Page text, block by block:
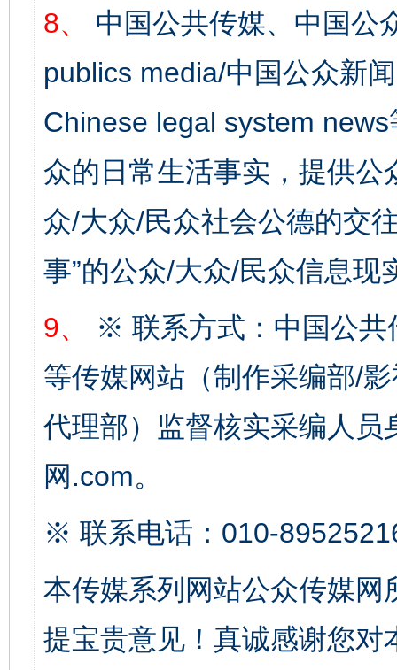
8、
中国公共传媒、中国公
publics media/中国公众新
Chinese legal system
众的日常生活事实，提供
众/大众/民众社会公德的交
事”的公众/大众/民众信息现
9、
※ 联系方式：中国公共
等传媒网站（制作采编部/
代理部）监督核实采编人员
网.com。
※ 联系电话：010-
本传媒系列网站公众传媒
提宝贵意见！真诚感谢您
东山县通报“牛蛙产品抗生素超标问题” 法
揭开“小金库”的免责幌子